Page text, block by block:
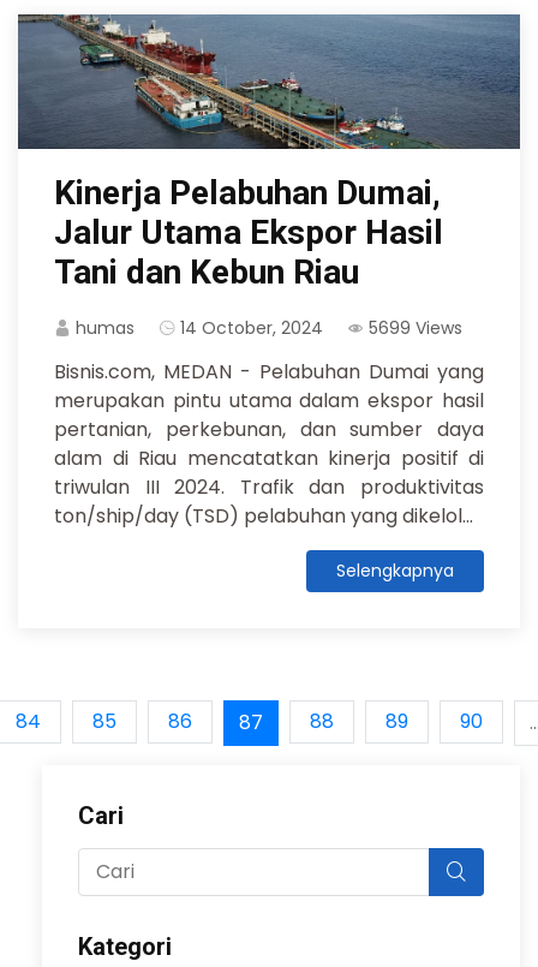
Kinerja Pelabuhan Dumai,
Jalur Utama Ekspor Hasil
Tani dan Kebun Riau
humas 14 October, 2024 5699 Views
Bisnis.com, MEDAN - Pelabuhan Dumai yang
merupakan pintu utama dalam ekspor hasil
pertanian, perkebunan, dan sumber daya
alam di Riau mencatatkan kinerja positif di
triwulan III 2024. Trafik dan produktivitas
ton/ship/day (TSD) pelabuhan yang dikelol...
Selengkapnya
84 85 86 87 88 89 90
Cari
Kategori